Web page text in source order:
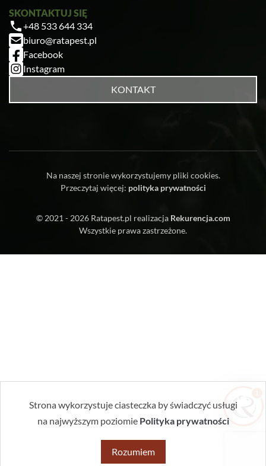
SKONTAKTUJ SIĘ
+48 533 644 334
biuro@ratapest.pl
Facebook
Instagram
KONTAKT
Na naszej stronie wykorzystujemy pliki cookies.
Przeczytaj więcej: polityka prywatności
© 2021 - 2026 Ratapest.pl realizacja Rekurencja.com
Wszystkie prawa zastrzeżone.
Strona wykorzystuje ciasteczka by świadczyć usługi
na najwyższym poziomie Polityka prywatności
Rozumiem